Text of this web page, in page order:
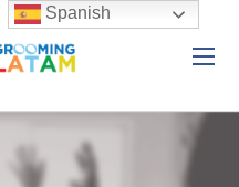
Spanish